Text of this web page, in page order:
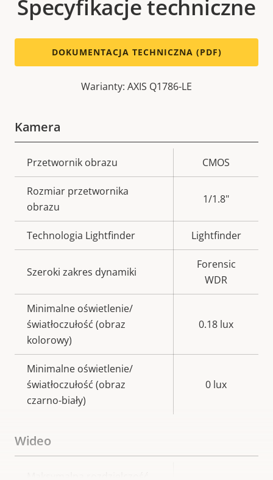
Specyfikacje techniczne
DOKUMENTACJA TECHNICZNA (PDF)
Warianty: AXIS Q1786-LE
Kamera
Opis
nieruchomości
nieruchomości
Przetwornik obrazu CMOS
Rozmiar przetwornika
obrazu
1/1.8"
Technologia Lightfinder Lightfinder
Szeroki zakres dynamiki
Forensic
WDR
Minimalne oświetlenie/
światłoczułość (obraz
kolorowy)
0.18 lux
Minimalne oświetlenie/
światłoczułość (obraz
czarno-biały)
0 lux
Wideo